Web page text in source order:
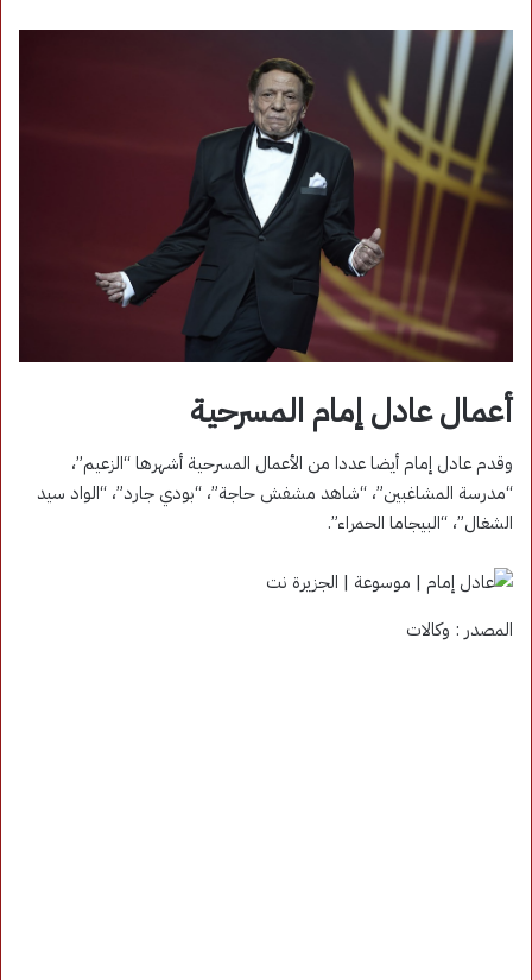
أعمال عادل إمام المسرحية
وقدم عادل إمام أيضا عددا من الأعمال المسرحية أشهرها “الزعيم”،
“مدرسة المشاغبين”، “شاهد مشفش حاجة”، “بودي جارد”، “الواد سيد
الشغال”، “البيجاما الحمراء”.
المصدر : وكالات